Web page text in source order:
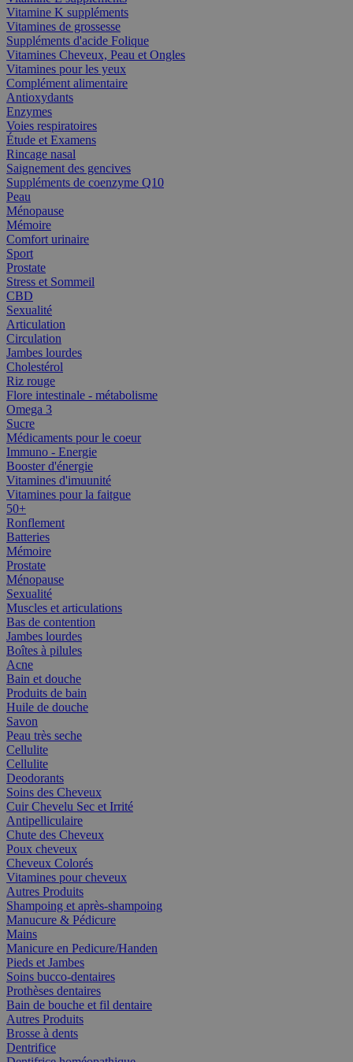
Vitamine K suppléments
Vitamines de grossesse
Suppléments d'acide Folique
Vitamines Cheveux, Peau et Ongles
Vitamines pour les yeux
Complément alimentaire
Antioxydants
Enzymes
Voies respiratoires
Étude et Examens
Rincage nasal
Saignement des gencives
Suppléments de coenzyme Q10
Peau
Ménopause
Mémoire
Comfort urinaire
Sport
Prostate
Stress et Sommeil
CBD
Sexualité
Articulation
Circulation
Jambes lourdes
Cholestérol
Riz rouge
Flore intestinale - métabolisme
Omega 3
Sucre
Médicaments pour le coeur
Immuno - Energie
Booster d'énergie
Vitamines d'imuunité
Vitamines pour la faitgue
50+
Ronflement
Batteries
Mémoire
Prostate
Ménopause
Sexualité
Muscles et articulations
Bas de contention
Jambes lourdes
Boîtes à pilules
Acne
Bain et douche
Produits de bain
Huile de douche
Savon
Peau très seche
Cellulite
Cellulite
Deodorants
Soins des Cheveux
Cuir Chevelu Sec et Irrité
Antipelliculaire
Chute des Cheveux
Poux cheveux
Cheveux Colorés
Vitamines pour cheveux
Autres Produits
Shampoing et après-shampoing
Manucure & Pédicure
Mains
Manicure en Pedicure/Handen
Pieds et Jambes
Soins bucco-dentaires
Prothèses dentaires
Bain de bouche et fil dentaire
Autres Produits
Brosse à dents
Dentrifice